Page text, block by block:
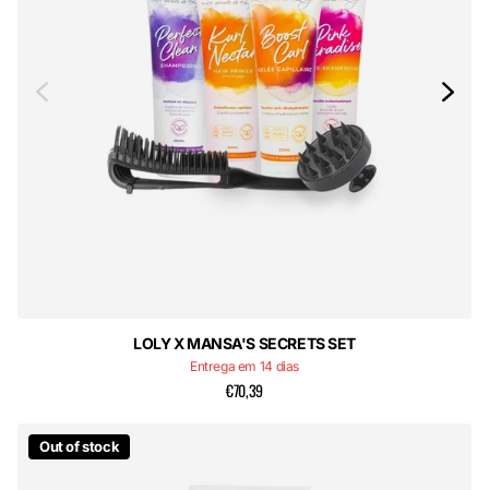
LOLY X MANSA'S SECRETS SET
Entrega em 14 dias
€70,39
Out of stock